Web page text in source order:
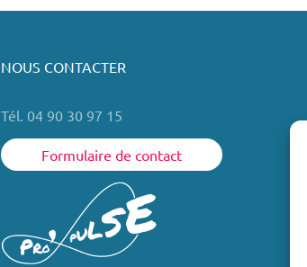
NOUS CONTACTER
Tél. 04 90 30 97 15
Formulaire de contact